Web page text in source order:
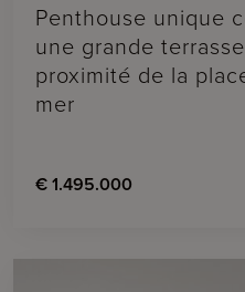
Penthouse unique
une grande
proximité de la
mer
€ 1.495.000